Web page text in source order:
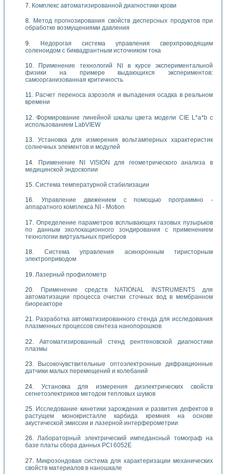
Комплекс автоматизированной диагностики крови
Метод прогнозирования свойств дисперсных продуктов при
обработке возмущениями давления
Недорогая система управления сверхпроводящим
соленоидом с биквадрантным источником тока
Применение технологий NI в курсе экспериментальной
физики на примере выдающихся экспериментов:
самоорганизованная критичность
Расчет переноса аэрозоля и выпадения осадка в реальном
времени
Формирование линейной шкалы цвета модели CIE L*a*b с
использованием LabVIEW
Установка для измерения вольтамперных характеристик
солнечных элементов и модулей
Применение NI VISION для геометрического анализа в
медицинской эндоскопии
Система температурной стабилизации
Управление движением с помощью программно -
аппаратного комплекса NI - Motion
Определение параметров всплывающих газовых пузырьков
по данным эхолокационного зондирования с применением
технологии виртуальных приборов
Система управления асинхронным тиристорным
электроприводом
Лазерный профилометр
Применение средств NATIONAL INSTRUMENTS для
автоматизации процесса очистки сточных вод в мембранном
биореакторе
Разработка автоматизированного стенда для исследования
плазменных процессов синтеза нанопорошков
Автоматизированный стенд рентгеновской диагностики
плазмы
Высокочувствительные оптоэлектронные дифракционные
датчики малых перемещений и колебаний
Установка для измерения диэлектрических свойств
сегнетоэлектриков методом тепловых шумов
Исследование кинетики зарождения и развития дефектов в
растущем монокристалле карбида кремния на основе
акустической эмиссии и лазерной интерферометрии
Лабораторный электрический импедансный томограф на
базе платы сбора данных PCI 6052E
Микрозондовая система для характеризации механических
свойств материалов в наношкале